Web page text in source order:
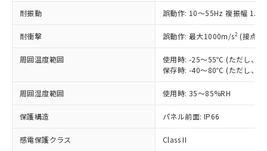
耐振動 誤動作: 10～55Hz 複振幅
耐衝撃 誤動作: 最大1000m/s2 (接点
周囲温度範囲
使用時: -25～55℃ (ただし、氷
保存時: -40～80℃ (ただし、氷
周囲湿度範囲 使用時: 35～85%RH
保護構造 パネル前面: IP66
感電保護クラス Class II
記載している更新日時点での社内デー
タに基づき作成されるものであり、閲
覧された時点での実際の在庫および標
準価格とは異なる場合があることをご
正式な納期状況および標準価格はお客
様のお取引先、またはお客様担当のオ
ムロン制御機器販売店・当社販売員に
オムロン制御機器販売店や当社販売拠
販売ネットワーク
」をご確認
ください。
鉛(Pb) 1000ppm以下、 水銀(Hg) 1000ppm以下、 カド
六価クロム(Cr(Ⅵ)) 1000ppm以下、ポリ臭化ビフェニル
類(PBB) 1000ppm以下、ポリ臭化ジフェニルエーテル類
(PBDE) 1000ppm以下、フタル酸ビス(2-エチルヘキシ
ル) (DEHP)(別名：DOP) 1000ppm以下、フタル酸ブチ
ルベンジル（BBP） 1000ppm以下、フタル酸ジブチル
（DBP） 1000ppm以下、フタル酸ジイソブチル
(DIBP) 1000ppm以下
但し、RoHS指令で産業用監視および制御機器に対する
適用除外項目は除く。
フタル酸エステル類の４物質については閾値を超える意
図的な使用がないことを確認しています。
*中国RoHS10物質の基準値 (GB/T26572)：
Pb(鉛) :1000ppm、 Hg(水銀) : 1000ppm、 Cd(カドミウ
Cr(Ⅵ)(六価クロム) : 1000ppm、 PBBs(ポリ臭化ビフェ
ニル類) : 1000ppm、 PBDEs(ポリ臭化ジフェニルエーテ
ル) : 1000ppm、
DEHP(フタル酸ビス(2-エチルヘキシル)) : 1000ppm
※2 環境保護使用期限
（以下｢規制貨物等」という）を輸出
または国外への提供する場合は、日本
国政府の輸出許可(または役務取引許
可)を取得するなどの必要な手続きを
当社は規制貨物を破棄する場合は、完
全に破砕するなど、違法に輸出されな
いよう必要な手段を講じます。
当社は貴社製品を、核兵器、ミサイ
ル、化学兵器、生物兵器またはその他
武器並びにこれらの製造装置等に一切
使用いたしません。
○ 一定数以上の在庫あり
△ 一定数には満たないが在庫あり
在庫なし(最新の在庫状況につ
いては、お客様のお取引先、ま
たはお客様担当のオムロン制御